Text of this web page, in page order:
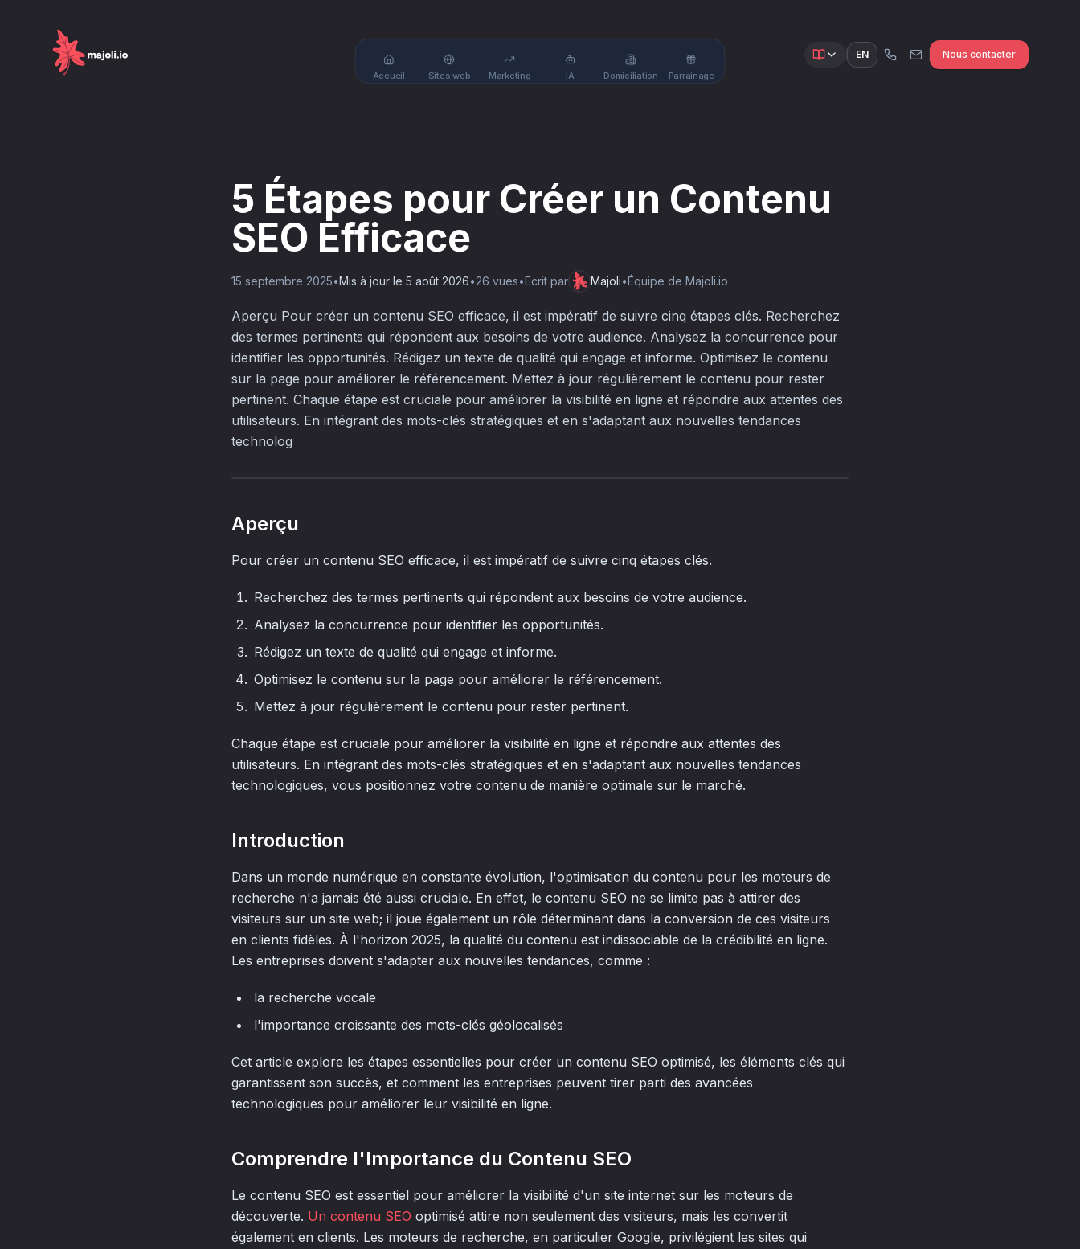
Accueil Sites web Marketing IA Domiciliation Parrainage
EN Nous contacter
5 Étapes pour Créer un Contenu
SEO Efficace
15 septembre 2025•Mis à jour le 5 août 2026•26 vues•Ecrit par Majoli•Équipe de Majoli.io
Aperçu Pour créer un contenu SEO efficace, il est impératif de suivre cinq étapes clés. Recherchez
des termes pertinents qui répondent aux besoins de votre audience. Analysez la concurrence pour
identifier les opportunités. Rédigez un texte de qualité qui engage et informe. Optimisez le contenu
sur la page pour améliorer le référencement. Mettez à jour régulièrement le contenu pour rester
pertinent. Chaque étape est cruciale pour améliorer la visibilité en ligne et répondre aux attentes des
utilisateurs. En intégrant des mots-clés stratégiques et en s'adaptant aux nouvelles tendances
technolog
Aperçu
Pour créer un contenu SEO efficace, il est impératif de suivre cinq étapes clés.
Recherchez des termes pertinents qui répondent aux besoins de votre audience.
Analysez la concurrence pour identifier les opportunités.
Rédigez un texte de qualité qui engage et informe.
Optimisez le contenu sur la page pour améliorer le référencement.
Mettez à jour régulièrement le contenu pour rester pertinent.
Chaque étape est cruciale pour améliorer la visibilité en ligne et répondre aux attentes des
utilisateurs. En intégrant des mots-clés stratégiques et en s'adaptant aux nouvelles tendances
technologiques, vous positionnez votre contenu de manière optimale sur le marché.
Introduction
Dans un monde numérique en constante évolution, l'optimisation du contenu pour les moteurs de
recherche n'a jamais été aussi cruciale. En effet, le contenu SEO ne se limite pas à attirer des
visiteurs sur un site web; il joue également un rôle déterminant dans la conversion de ces visiteurs
en clients fidèles. À l'horizon 2025, la qualité du contenu est indissociable de la crédibilité en ligne.
Les entreprises doivent s'adapter aux nouvelles tendances, comme :
la recherche vocale
l'importance croissante des mots-clés géolocalisés
Cet article explore les étapes essentielles pour créer un contenu SEO optimisé, les éléments clés qui
garantissent son succès, et comment les entreprises peuvent tirer parti des avancées
technologiques pour améliorer leur visibilité en ligne.
Comprendre l'Importance du Contenu SEO
Le contenu SEO est essentiel pour améliorer la visibilité d'un site internet sur les moteurs de
découverte. Un contenu SEO optimisé attire non seulement des visiteurs, mais les convertit
également en clients. Les moteurs de recherche, en particulier Google, privilégient les sites qui